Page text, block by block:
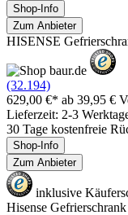
Shop-Info
Zum Anbieter
HISENSE
(32.194)
629,00 €* ab 39,95 €
Lieferzeit: 2-3
30 Tage kostenfreie
Shop-Info
Zum Anbieter
inklusive
Hisense